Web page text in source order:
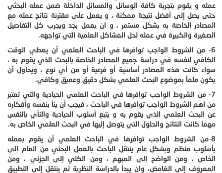
عمله و يقوم بتجربة كافة الوسائل والمسائل الداخلة ضمن عمله البحثي
حتى يصل إلى أفضل نتيجة ممكنة ، و يعمل على مقترنة نتائج عمله مع
المصادر الخاصة به بشكل مستمر ، و ان يعمل بجد ويجرب كل التفاصيل
الصغيرة والكبيرة في عمله لحل المشاكل العلمية التي تواجهه.
6- من الشروط الواجب توافرها في الباحث العلمي أن يعطي الوقت
الكافي لنفسه في دراسة جميع المصادر الخاصة بالبحث الذي يقوم به ،
سواء كانت هذه المصادر أساسية أو فرعية أو من أي نوع ، ويحاول أن
يكون ملماً بموضوع البحث العلمي بشكل دقيق وعميق وكافي.
7- من الشروط الواجب توافرها في الباحث العلمي الحيادية والتي تعتبر
من اهم الشروط الواجب توافرها في الباحث ، فيجب أن ينأ بنفسه وأفكاره
عن البحث العلمي الذي يقوم به و يتبع أسلوب الحيادية والنأي بالنفس
مهما كانت النتائج والحلول التي يتوصل إليها في البحث العلمي الخاص به.
8-من الشروط الواجب توافرها في الباحث العلمي أن يقوم بعمله
بأسلوب منظم وبشكل عام ينتقل الباحث بالعمل البحثي من العام إلى
الخاص ، ومن الواضح إلى المبهم ، ومن الكلي إلى الجزئي ، ومن
المعروف إلى الغامض، وان يبدأ بالدراسة النظرية ثم ينتقل إلى التطبيق